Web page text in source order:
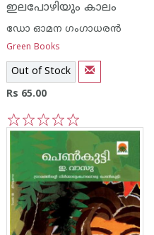
ഇലപോഴിയും കാലം
ഡോ ഓമന ഗംഗാധരന്‍
Green Books
Out of Stock
Rs 65.00
5
4
3
2
1